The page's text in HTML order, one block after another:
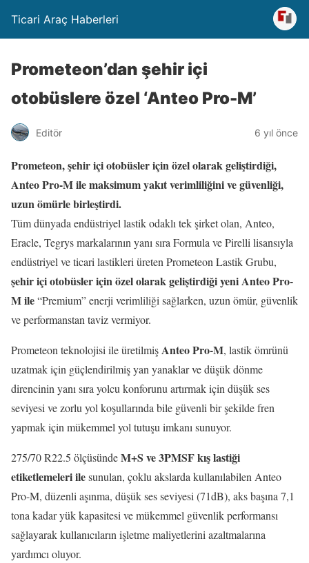
Ticari Araç Haberleri
Prometeon’dan şehir içi
otobüslere özel ‘Anteo Pro-M’
Editör 6 yıl önce
Prometeon, şehir içi otobüsler için özel olarak geliştirdiği,
Anteo Pro-M ile maksimum yakıt verimliliğini ve güvenliği,
uzun ömürle birleştirdi.
Tüm dünyada endüstriyel lastik odaklı tek şirket olan, Anteo,
Eracle, Tegrys markalarının yanı sıra Formula ve Pirelli lisansıyla
endüstriyel ve ticari lastikleri üreten Prometeon Lastik Grubu,
şehir içi otobüsler için özel olarak geliştirdiği yeni Anteo Pro-
M ile“Premium” enerji verimliliği sağlarken, uzun ömür, güvenlik
ve performanstan taviz vermiyor.
Prometeon teknolojisi ile üretilmişAnteo Pro-M, lastik ömrünü
uzatmak için güçlendirilmiş yan yanaklar ve düşük dönme
direncinin yanı sıra yolcu konforunu artırmak için düşük ses
seviyesi ve zorlu yol koşullarında bile güvenli bir şekilde fren
yapmak için mükemmel yol tutuşu imkanı sunuyor.
275/70 R22.5 ölçüsündeM+S ve 3PMSF kış lastiği
etiketlemeleri ilesunulan, çoklu akslarda kullanılabilen Anteo
Pro-M, düzenli aşınma, düşük ses seviyesi (71dB), aks başına 7,1
tona kadar yük kapasitesi ve mükemmel güvenlik performansı
sağlayarak kullanıcıların işletme maliyetlerini azaltmalarına
yardımcı oluyor.